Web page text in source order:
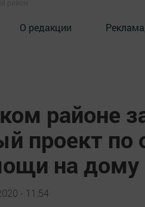
О редакции
районе
проект по
на дому
- 11:54